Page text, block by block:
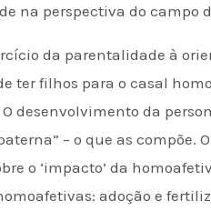
na perspectiva do campo
da parentalidade à
ter filhos para o casal
desenvolvimento da
– o que as
o ‘impacto’ da
adoção e